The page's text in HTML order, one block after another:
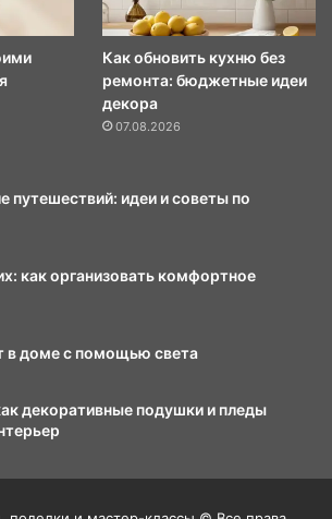
Как обновить кухню без
ремонта: бюджетные идеи
декора
07.08.2026
путешествий: идеи и советы по
как организовать комфортное
в доме с помощью света
декоративные подушки и пледы